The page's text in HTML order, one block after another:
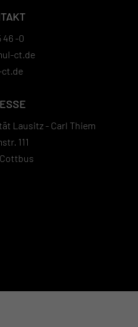
46 -0
ct.de
Lausitz - Carl Thiem
111